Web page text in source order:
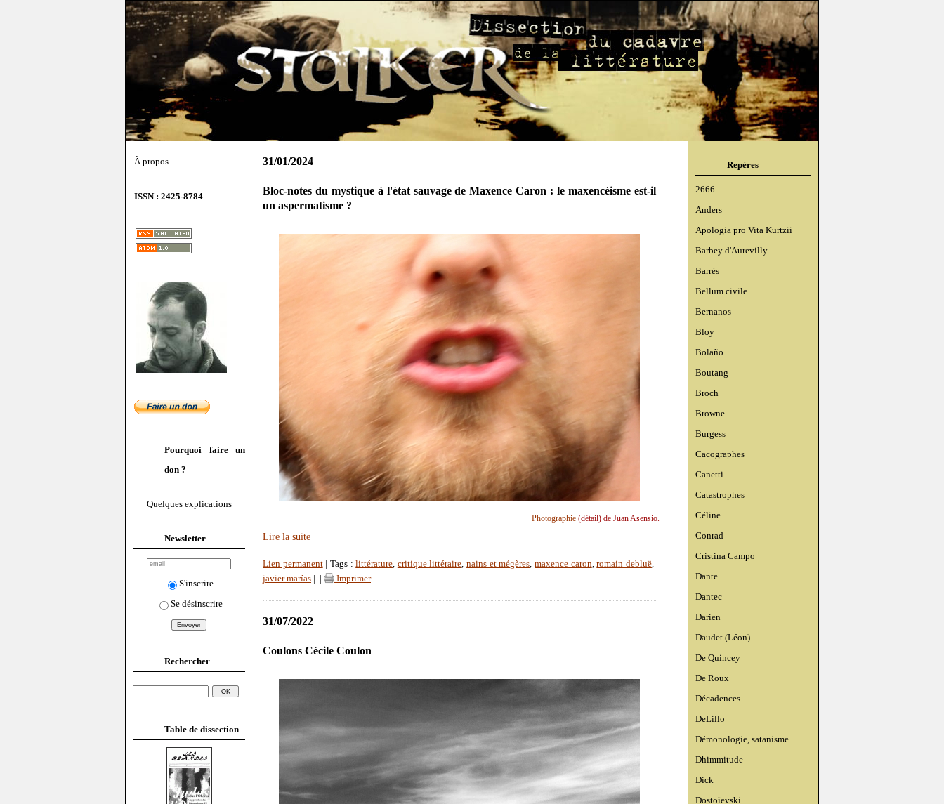
À propos
ISSN : 2425-8784
Pourquoi faire un
don ?
Quelques explications
Newsletter
S'inscrire
Se désinscrire
Rechercher
Table de dissection
Repères
2666
Anders
Apologia pro Vita Kurtzii
Barbey d'Aurevilly
Barrès
Bellum civile
Bernanos
Bloy
Bolaño
Boutang
Broch
Browne
Burgess
Cacographes
Canetti
Catastrophes
Céline
Conrad
Cristina Campo
Dante
Dantec
Darien
Daudet (Léon)
De Quincey
De Roux
Décadences
DeLillo
Démonologie, satanisme
Dhimmitude
Dick
Dostoïevski
31/01/2024
Bloc-notes du mystique à l'état sauvage de Maxence Caron : le maxencéisme est-il
un aspermatisme ?
Photographie(détail) de Juan Asensio.
Lire la suite
Lien permanent| Tags :littérature, critique littéraire,nains et mégères,maxence caron,romain debluë,
javier marías
Imprimer
31/07/2022
Coulons Cécile Coulon